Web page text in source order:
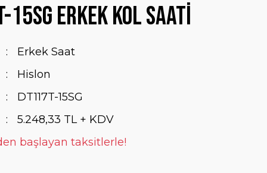
15sg Erkek Kol Saati
Erkek Saat
Hislon
DT117T-15SG
5.248,33 TL + KDV
başlayan taksitlerle!